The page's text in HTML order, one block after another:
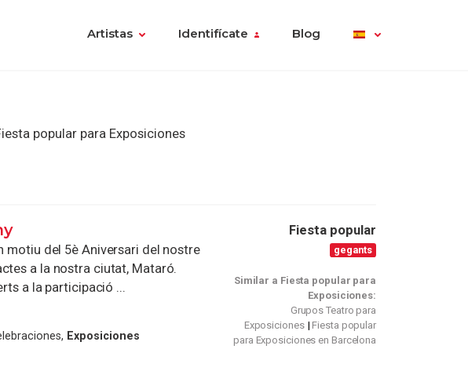
Artistas Identifícate Blog
popular para Exposiciones
motiu del 5è Aniversari del nostre
a la nostra ciutat, Mataró.
a la participació ...
Exposiciones
Fiesta popular
gegants
Similar a Fiesta popular para
Exposiciones:
Grupos Teatro para
Exposiciones
Fiesta popular
para Exposiciones en Barcelona